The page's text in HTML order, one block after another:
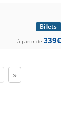
Billets
à partir de 339€
»